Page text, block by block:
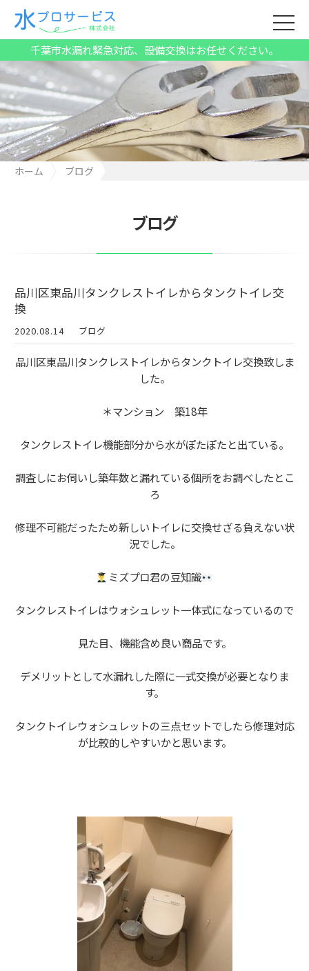
千葉市水漏れ緊急対応、設備交換はお任せください。
ホーム
ブログ
ブログ
品川区東品川タンクレストイレからタンクトイレ交
換
2020.08.14 ブログ
品川区東品川タンクレストイレからタンクトイレ交換致しま
した。
＊マンション 築18年
タンクレストイレ機能部分から水がぽたぽたと出ている。
調査しにお伺いし築年数と漏れている個所をお調べしたとこ
ろ
修理不可能だったため新しいトイレに交換せざる負えない状
況でした。
ミズプロ君の豆知識
タンクレストイレはウォシュレット一体式になっているので
見た目、機能含め良い商品です。
デメリットとして水漏れした際に一式交換が必要となりま
す。
タンクトイレウォシュレットの三点セットでしたら修理対応
が比較的しやすいかと思います。